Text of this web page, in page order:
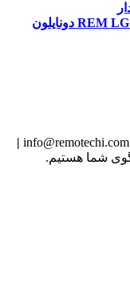
info@remotechi.com
|